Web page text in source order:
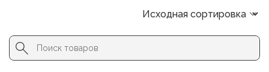
Search
for:
Button